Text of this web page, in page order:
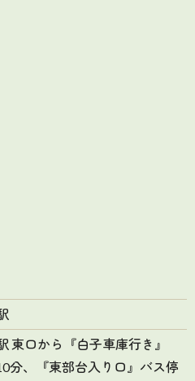
東口から『白子車庫行き』
分、『東部台入り口』バス停